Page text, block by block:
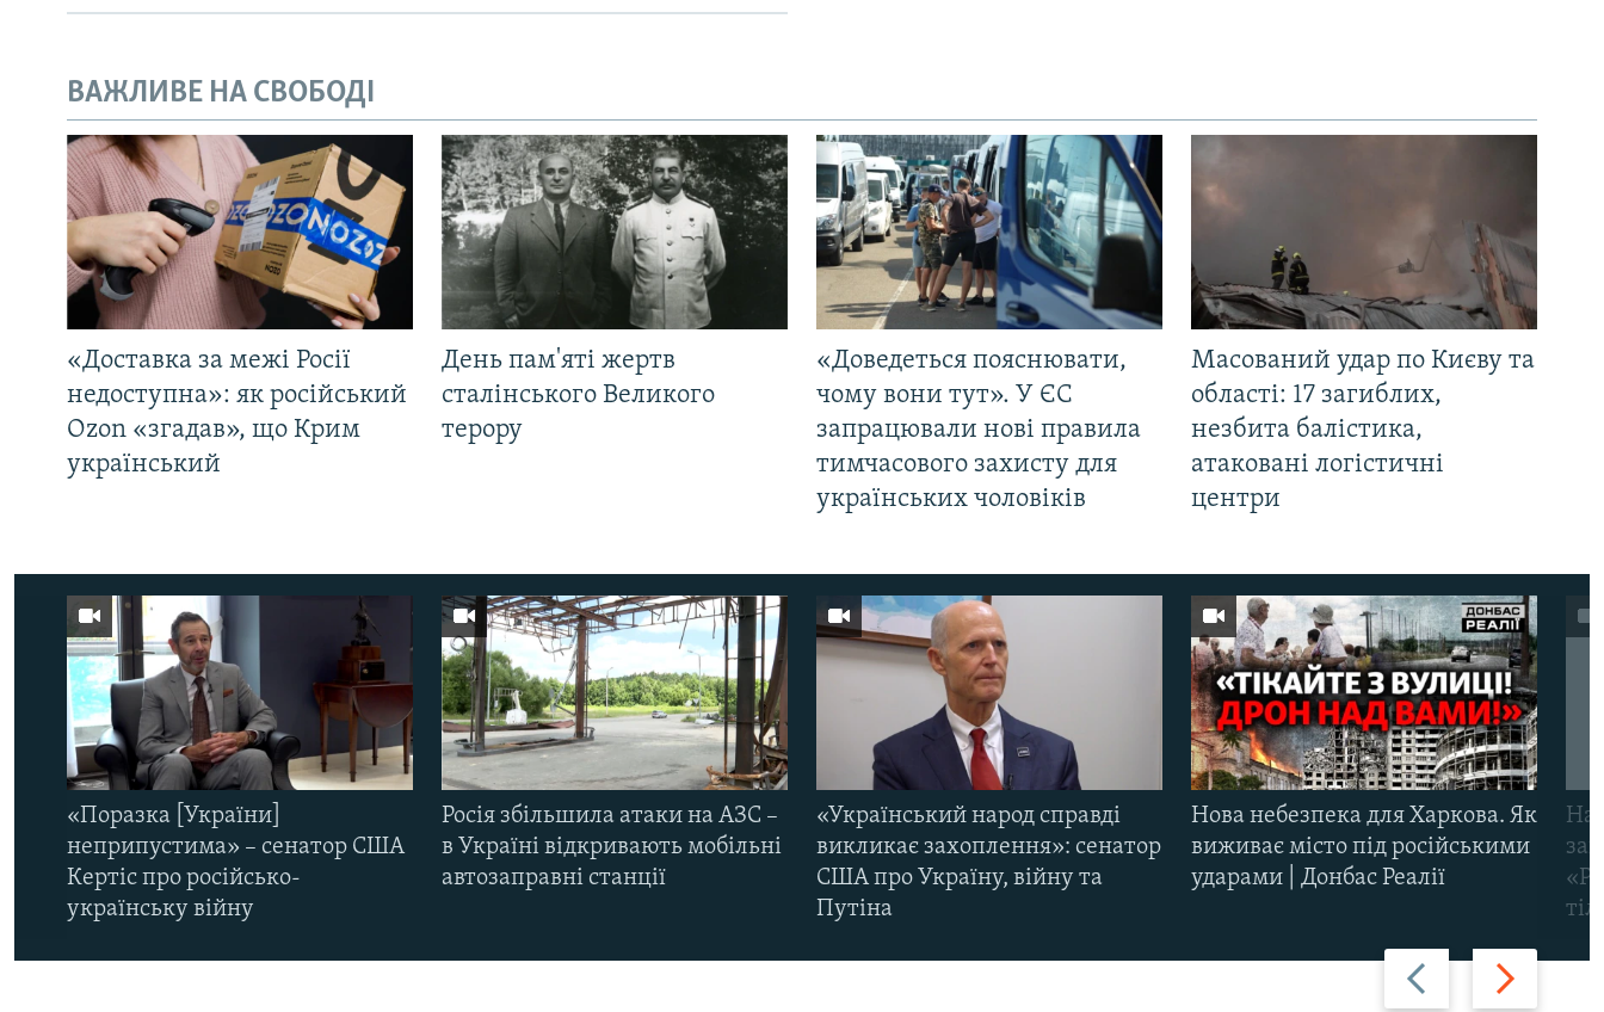
ВАЖЛИВЕ НА СВОБОДІ
«Доставка за межі Росії
недоступна»: як російський
Ozon «згадав», що Крим
український
День пам'яті жертв
сталінського Великого
терору
«Доведеться пояснювати,
чому вони тут». У ЄС
запрацювали нові правила
тимчасового захисту для
українських чоловіків
Масований удар по Києву та
області: 17 загиблих,
незбита балістика,
атаковані логістичні
центри
Назад Вперед
«Поразка [України]
неприпустима» – сенатор США
Кертіс про російсько-
українську війну
Росія збільшила атаки на АЗС –
в Україні відкривають мобільні
автозаправні станції
«Український народ справді
викликає захоплення»: сенатор
США про Україну, війну та
Путіна
Нова небезпека для Харкова. Як
виживає місто під російськими
ударами | Донбас Реалії